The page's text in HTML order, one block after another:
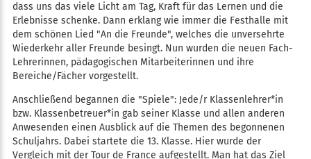
dass uns das viele Licht am Tag, Kraft für das Lernen und die
Erlebnisse schenke. Dann erklang wie immer die Festhalle mit
dem schönen Lied "An die Freunde", welches die unversehrte
Wiederkehr aller Freunde besingt. Nun wurden die neuen Fach-
Lehrerinnen, pädagogischen Mitarbeiterinnen und ihre
Bereiche/Fächer vorgestellt.
Anschließend begannen die "Spiele": Jede/r Klassenlehrer*in
bzw. Klassenbetreuer*in gab seiner Klasse und allen anderen
Anwesenden einen Ausblick auf die Themen des begonnenen
Schuljahrs. Dabei startete die 13. Klasse. Hier wurde der
Vergleich mit der Tour de France aufgestellt. Man hat das Ziel